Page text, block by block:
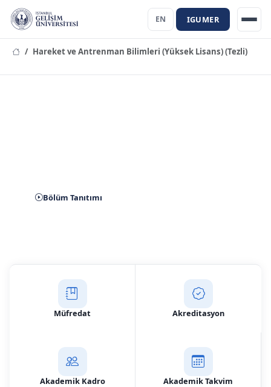
EN IGUMER
Hareket ve Antrenman Bilimleri (Yüksek Lisans) (Tezli)
Bölüm Tanıtımı
Müfredat Akreditasyon
Akademik Kadro Akademik Takvim